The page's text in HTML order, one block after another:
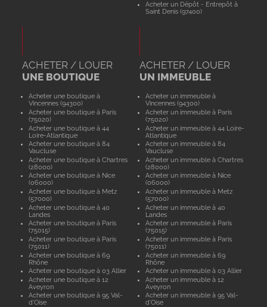
Acheter un Dépôt - Entrepôt à
Saint Denis (97400)
ACHETER / LOUER
UNE BOUTIQUE
Acheter une boutique à
Vincennes (94300)
Acheter une boutique à Paris
(75020)
Acheter une boutique à 44
Loire-Atlantique
Acheter une boutique à 84
Vaucluse
Acheter une boutique à Chartres
(28000)
Acheter une boutique à Nice
(06000)
Acheter une boutique à Metz
(57000)
Acheter une boutique à 40
Landes
Acheter une boutique à Paris
(75015)
Acheter une boutique à Paris
(75011)
Acheter une boutique à 69
Rhône
Acheter une boutique à 03 Allier
Acheter une boutique à 12
Aveyron
Acheter une boutique à 95 Val-
d'Oise
ACHETER / LOUER
UN IMMEUBLE
Acheter un immeuble à
Vincennes (94300)
Acheter un immeuble à Paris
(75020)
Acheter un immeuble à 44 Loire-
Atlantique
Acheter un immeuble à 84
Vaucluse
Acheter un immeuble à Chartres
(28000)
Acheter un immeuble à Nice
(06000)
Acheter un immeuble à Metz
(57000)
Acheter un immeuble à 40
Landes
Acheter un immeuble à Paris
(75015)
Acheter un immeuble à Paris
(75011)
Acheter un immeuble à 69
Rhône
Acheter un immeuble à 03 Allier
Acheter un immeuble à 12
Aveyron
Acheter un immeuble à 95 Val-
d'Oise